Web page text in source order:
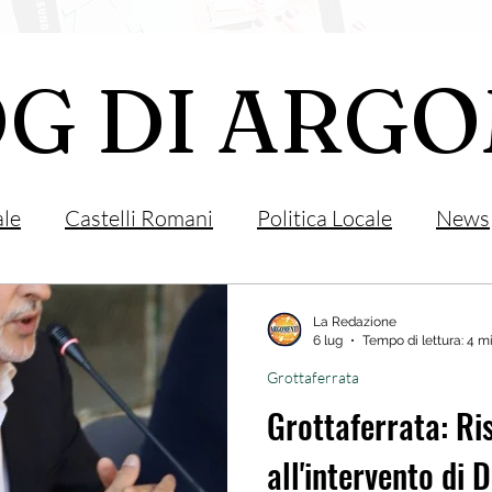
DI
Castelli Romani Politica Locale News
Lazio Associazioni Sport
Catone
Albano Laziale Velletri Cultura
Grottaferrata:
all'intervento di
Grottaferrata
La Redazione
6 lug
Tempo di lettura: 4